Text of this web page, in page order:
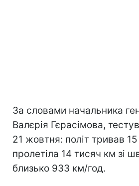
За словами начальника
Валєрія Гєрасімова,
21 жовтня: політ тривав
пролетіла 14 тисяч км зі
близько 933 км/год.